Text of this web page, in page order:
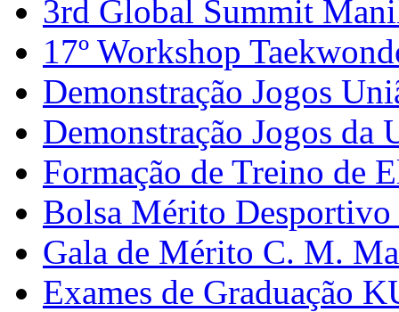
3rd Global Summit
17º Workshop
Demonstração Jogos
Demonstração Jogos da
Formação de Treino de
Bolsa Mérito
Gala de Mérito C. M.
Exames de Graduação